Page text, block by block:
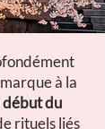
à la
début du
rituels liés